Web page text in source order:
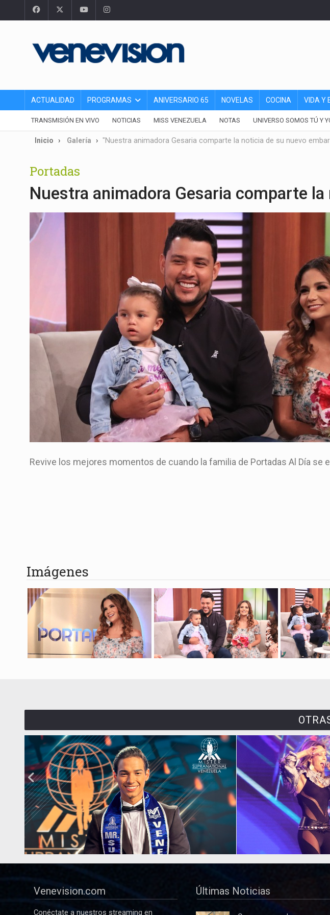
ACTUALIDAD PROGRAMAS ANIVERSARIO 65 NOVELAS COCINA VIDA Y
TRANSMISIÓN EN VIVO NOTICIAS MISS VENEZUELA NOTAS UNIVERSO SOMOS TÚ Y
Inicio Galería "Nuestra animadora Gesaria comparte la noticia de su nuevo
Portadas
Nuestra animadora Gesaria comparte
Revive los mejores momentos de cuando la familia de Portadas Al Día se
Imágenes
Venevision.com
Conéctate a nuestros streaming en
Últimas Noticias